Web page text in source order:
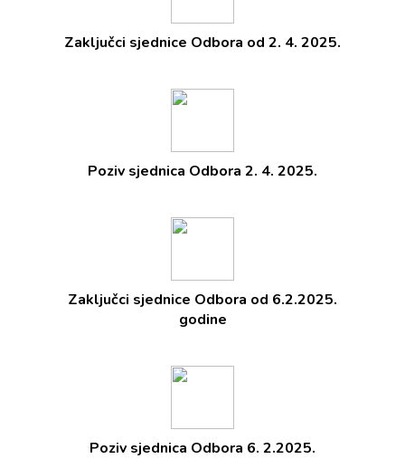
Zaključci sjednice Odbora od 2. 4. 2025.
Poziv sjednica Odbora 2. 4. 2025.
Zaključci sjednice Odbora od 6.2.2025.
godine
Poziv sjednica Odbora 6. 2.2025.